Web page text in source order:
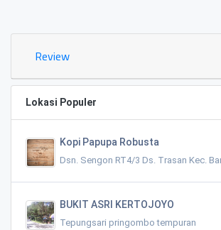
Review
Lokasi Populer
Kopi Papupa Robusta
Dsn. Sengon RT4/3 Ds. Trasan Kec.
BUKIT ASRI KERTOJOYO
Tepungsari pringombo tempuran